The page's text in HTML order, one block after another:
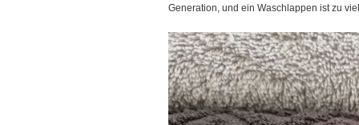
Generation, und ein Waschlappen ist zu